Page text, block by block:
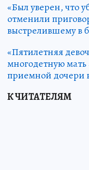
«Был уверен, что
отменили
выстрелившему в
«Пятилетняя
многодетную мать
приемной дочери
К ЧИТАТЕЛЯМ